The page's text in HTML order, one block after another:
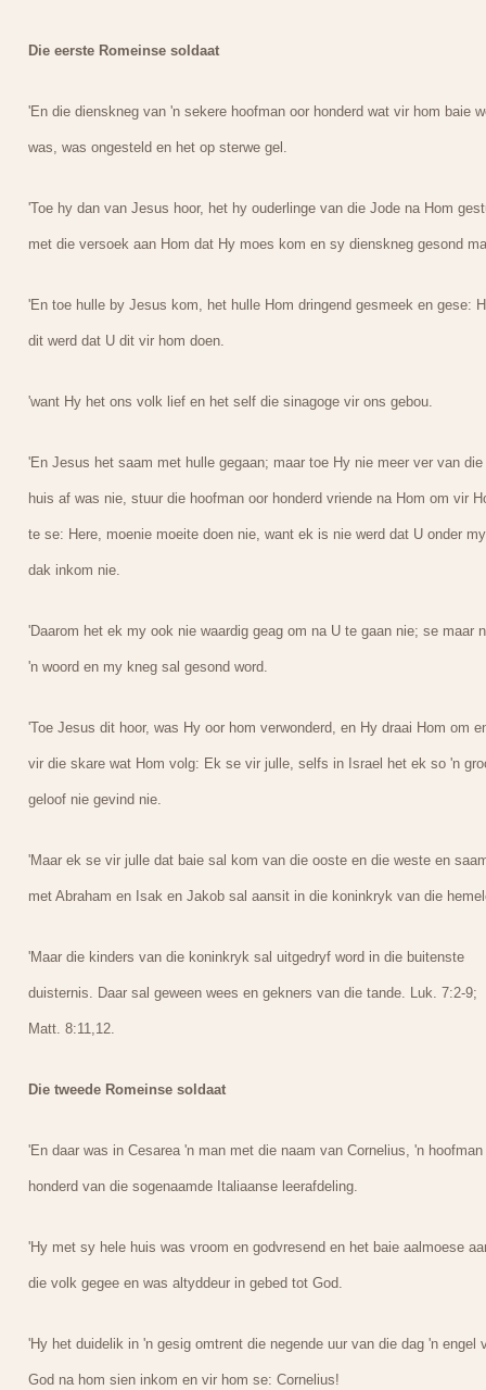
Die eerste Romeinse soldaat
'En die dienskneg van 'n sekere hoofman oor honderd wat vir hom baie
was, was ongesteld en het op sterwe gel.
'Toe hy dan van Jesus hoor, het hy ouderlinge van die Jode na Hom
met die versoek aan Hom dat Hy moes kom en sy dienskneg gesond
'En toe hulle by Jesus kom, het hulle Hom dringend gesmeek en gese:
dit werd dat U dit vir hom doen.
'want Hy het ons volk lief en het self die sinagoge vir ons gebou.
'En Jesus het saam met hulle gegaan; maar toe Hy nie meer ver van die
huis af was nie, stuur die hoofman oor honderd vriende na Hom om vir
te se: Here, moenie moeite doen nie, want ek is nie werd dat U onder my
dak inkom nie.
'Daarom het ek my ook nie waardig geag om na U te gaan nie; se maar
'n woord en my kneg sal gesond word.
'Toe Jesus dit hoor, was Hy oor hom verwonderd, en Hy draai Hom om
vir die skare wat Hom volg: Ek se vir julle, selfs in Israel het ek so 'n
geloof nie gevind nie.
'Maar ek se vir julle dat baie sal kom van die ooste en die weste en
met Abraham en Isak en Jakob sal aansit in die koninkryk van die
'Maar die kinders van die koninkryk sal uitgedryf word in die buitenste
duisternis. Daar sal geween wees en gekners van die tande. Luk. 7:2-9;
Matt. 8:11,12.
Die tweede Romeinse soldaat
'En daar was in Cesarea 'n man met die naam van Cornelius, 'n hoofman
honderd van die sogenaamde Italiaanse leerafdeling.
'Hy met sy hele huis was vroom en godvresend en het baie aalmoese
die volk gegee en was altyddeur in gebed tot God.
'Hy het duidelik in 'n gesig omtrent die negende uur van die dag 'n engel
God na hom sien inkom en vir hom se: Cornelius!